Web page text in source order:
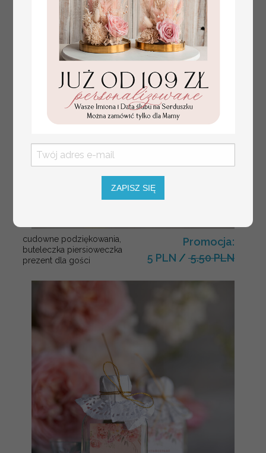
cudowne podziękowania,
buteleczka piersioweczka
prezent dla gości
Promocja:
5 PLN / 5.50 PLN
ZAPISZ SIĘ